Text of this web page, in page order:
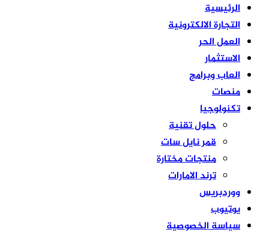
الرئيسية
التجارة الالكترونية
العمل الحر
الاستثمار
العاب وبرامج
منصات
تكنولوجيا
حلول تقنية
قمر نايل سات
منتجات مختارة
ترند الامارات
ووردبريس
يوتيوب
سياسة الخصوصية